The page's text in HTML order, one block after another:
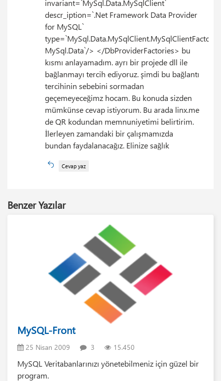
invariant=`MySql.Data.MySqlClient`
descr_iption=`.Net Framework Data Provider
for MySQL`
type=`MySql.Data.MySqlClient.MySqlClientFactory,
MySql.Data`/> </DbProviderFactories> bu
kısmı anlayamadım. ayrı bir projede dll ile
bağlanmayı tercih ediyoruz. şimdi bu bağlantı
tercihinin sebebini sormadan
geçemeyeceğimz hocam. Bu konuda sizden
mümkünse cevap istiyorum. Bu arada linx.me
de QR kodundan memnuniyetimi belirtirim.
İlerleyen zamandaki bir çalışmamızda
bundan faydalanacağız. Elinize sağlık
Cevap yaz
Benzer Yazılar
MySQL-Front
25 Nisan 2009 3 15.450
MySQL Veritabanlarınızı yönetebilmeniz için güzel bir
program.